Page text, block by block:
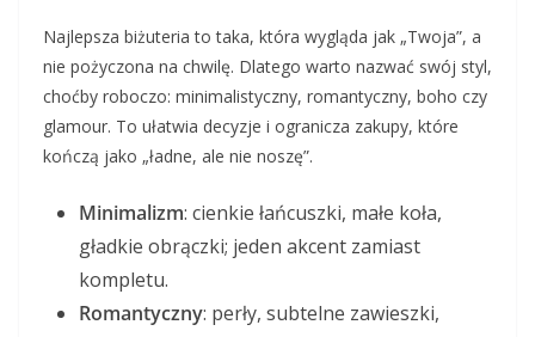
Najlepsza biżuteria to taka, która wygląda jak „Twoja”, a
nie pożyczona na chwilę. Dlatego warto nazwać swój styl,
choćby roboczo: minimalistyczny, romantyczny, boho czy
glamour. To ułatwia decyzje i ogranicza zakupy, które
kończą jako „ładne, ale nie noszę”.
Minimalizm: cienkie łańcuszki, małe koła,
gładkie obrączki; jeden akcent zamiast
kompletu.
Romantyczny: perły, subtelne zawieszki,